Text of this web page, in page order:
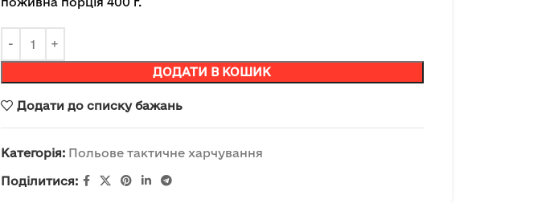
ДОДАТИ В КОШИК
Додати до списку бажань
Категорія: Польове тактичне харчування
Поділитися: